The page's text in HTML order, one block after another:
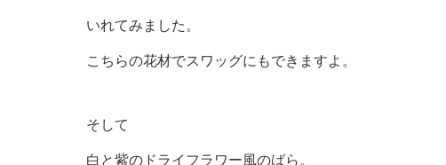
いれてみました。
こちらの花材でスワッグにもできますよ。
そして
白と紫のドライフラワー風のばら。